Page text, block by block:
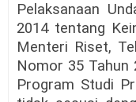
Pelaksanaan
2014 tentang
Menteri Riset,
Nomor 35 Tahun
Program Studi